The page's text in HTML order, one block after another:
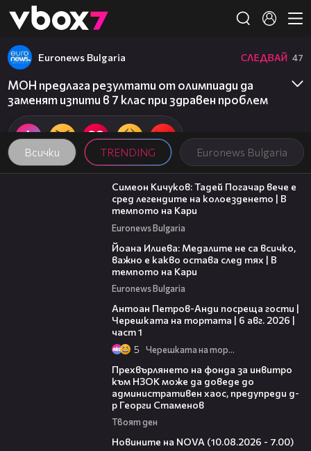
👾
Всички TRENDING Euronews Bulgaria
Euronews Bulgaria СЛЕДВАЙ 47
МОН предлага резултати от олимпиади да
заменят изпити в 7 клас при здравен проблем
11:23
Симеон Кичуков: Тадей Погачар вече е
сред легендите на колоезденето | В
темпото на Кари
Euronews Bulgaria
Йоана Илиева: Медалите не са всичко,
важно е какво остава след тях | В
темпото на Кари
Euronews Bulgaria
Антоан Петров-Анди посреща гости |
Черешката на тортата | 6 авг. 2026 |
част 1
5 Черешката на тортата
Прехвърлянето на фонда за инвитро
към НЗОК може да доведе до
административен хаос, предупреди д-
р Георги Стаменов
Твоят ден
Новините на NOVA (10.08.2026 - 7.00)